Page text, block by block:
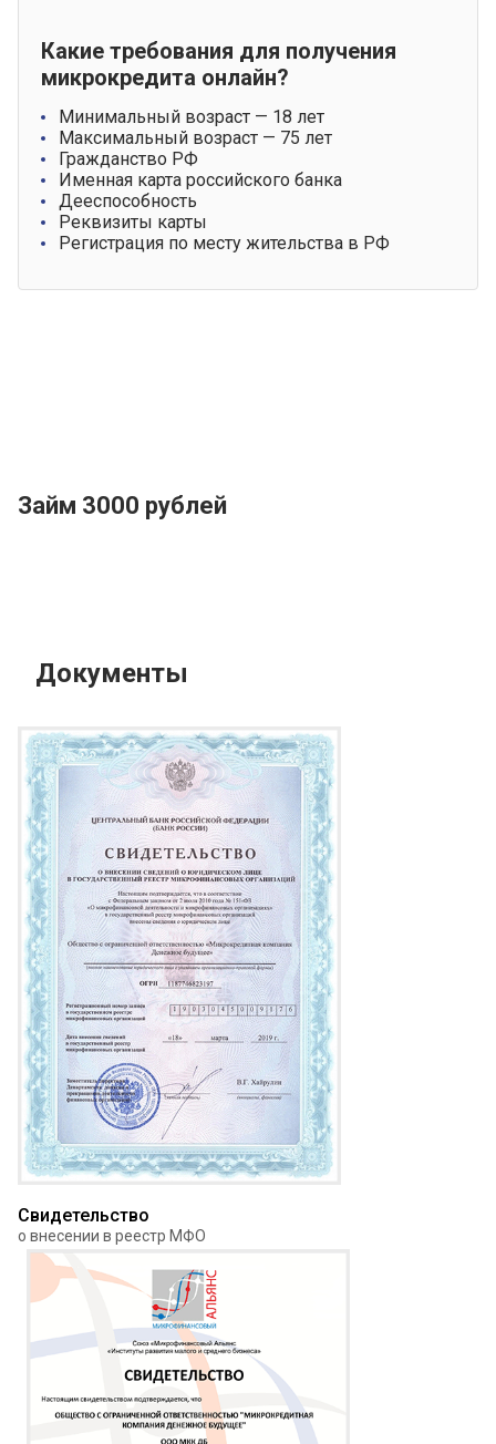
Какие требования для получения
микрокредита онлайн?
Минимальный возраст — 18 лет
Максимальный возраст — 75 лет
Гражданство РФ
Именная карта российского банка
Дееспособность
Реквизиты карты
Регистрация по месту жительства в РФ
Займ 3000 рублей
Документы
Свидетельство
о внесении в реестр МФО